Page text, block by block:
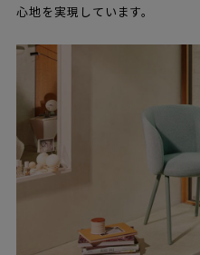
心地を実現しています。